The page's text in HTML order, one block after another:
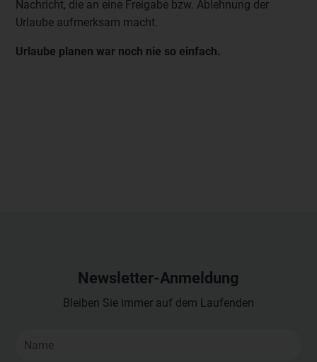
Nachricht, die an eine Freigabe bzw. Ablehnung der
Urlaube aufmerksam macht.
Urlaube planen war noch nie so einfach.
Newsletter-Anmeldung
Bleiben Sie immer auf dem Laufenden